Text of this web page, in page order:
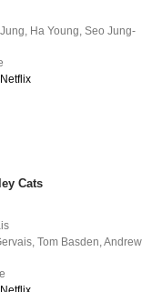
Ha Young ,Seo Jung-
Cats
,Tom Basden,Andrew